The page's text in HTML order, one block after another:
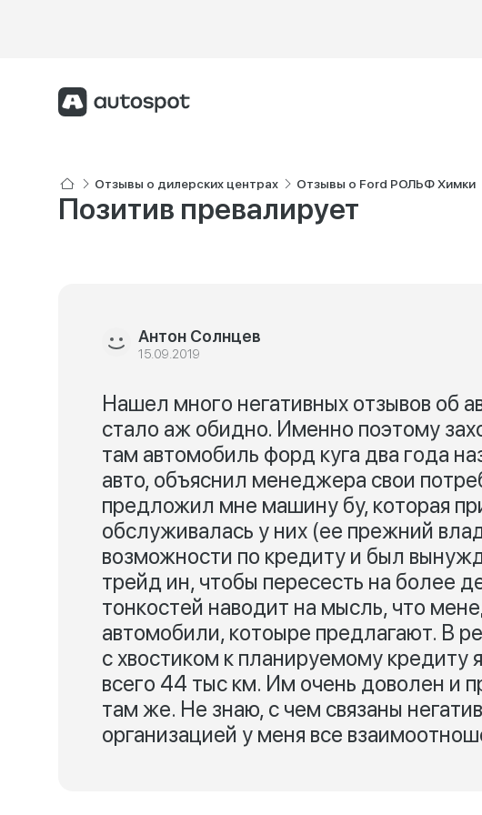
Отзывы о дилерских центрах Отзывы о Ford РОЛЬФ Химки
Позитив превалирует
Антон Солнцев
15.09.2019
Нашел много негативных отзывов об
стало аж обидно. Именно поэтому
там автомобиль форд куга два года
авто, объяснил менеджера свои
предложил мне машину бу, которая
обслуживалась у них (ее прежний
возможности по кредиту и был
трейд ин, чтобы пересесть на более
тонкостей наводит на мысль, что
автомобили, котоыре предлагают. В
с хвостиком к планируемому кредиту
всего 44 тыс км. Им очень доволен
там же. Не знаю, с чем связаны
организацией у меня все